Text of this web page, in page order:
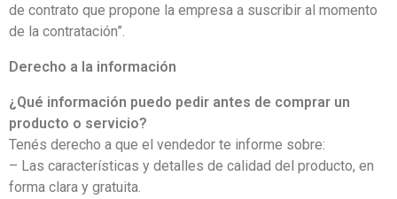
de contrato que propone la empresa a suscribir al momento
de la contratación”.
Derecho a la información
¿Qué información puedo pedir antes de comprar un
producto o servicio?
Tenés derecho a que el vendedor te informe sobre:
– Las características y detalles de calidad del producto, en
forma clara y gratuita.